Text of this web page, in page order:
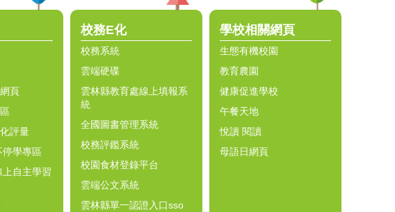
頁
評量
停學專區
自主學習
校務E化
校務系統
雲端硬碟
雲林縣教育處線上填報系
統
全國圖書管理系統
校務評鑑系統
校園食材登錄平台
雲端公文系統
雲林縣單一認證入口sso
學校相關網頁
生態有機校園
教育農園
健康促進學校
午餐天地
悅讀 閱讀
母語日網頁